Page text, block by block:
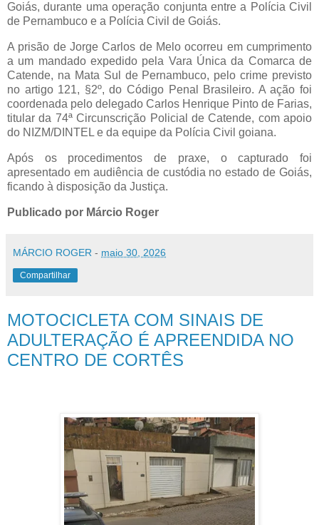
Goiás, durante uma operação conjunta entre a Polícia Civil
de Pernambuco e a Polícia Civil de Goiás.
A prisão de Jorge Carlos de Melo ocorreu em cumprimento
a um mandado expedido pela Vara Única da Comarca de
Catende, na Mata Sul de Pernambuco, pelo crime previsto
no artigo 121, §2º, do Código Penal Brasileiro. A ação foi
coordenada pelo delegado Carlos Henrique Pinto de Farias,
titular da 74ª Circunscrição Policial de Catende, com apoio
do NIZM/DINTEL e da equipe da Polícia Civil goiana.
Após os procedimentos de praxe, o capturado foi
apresentado em audiência de custódia no estado de Goiás,
ficando à disposição da Justiça.
Publicado por Márcio Roger
MÁRCIO ROGER - maio 30, 2026
Compartilhar
MOTOCICLETA COM SINAIS DE
ADULTERAÇÃO É APREENDIDA NO
CENTRO DE CORTÊS